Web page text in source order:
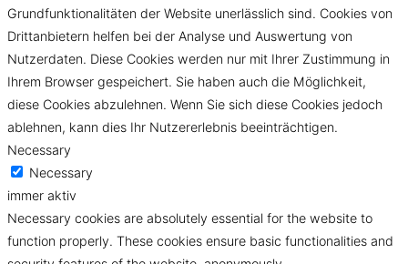
Grundfunktionalitäten der Website unerlässlich sind. Cookies von
Drittanbietern helfen bei der Analyse und Auswertung von
Nutzerdaten. Diese Cookies werden nur mit Ihrer Zustimmung in
Ihrem Browser gespeichert. Sie haben auch die Möglichkeit,
diese Cookies abzulehnen. Wenn Sie sich diese Cookies jedoch
ablehnen, kann dies Ihr Nutzererlebnis beeinträchtigen.
Necessary
Necessary
immer aktiv
Necessary cookies are absolutely essential for the website to
function properly. These cookies ensure basic functionalities and